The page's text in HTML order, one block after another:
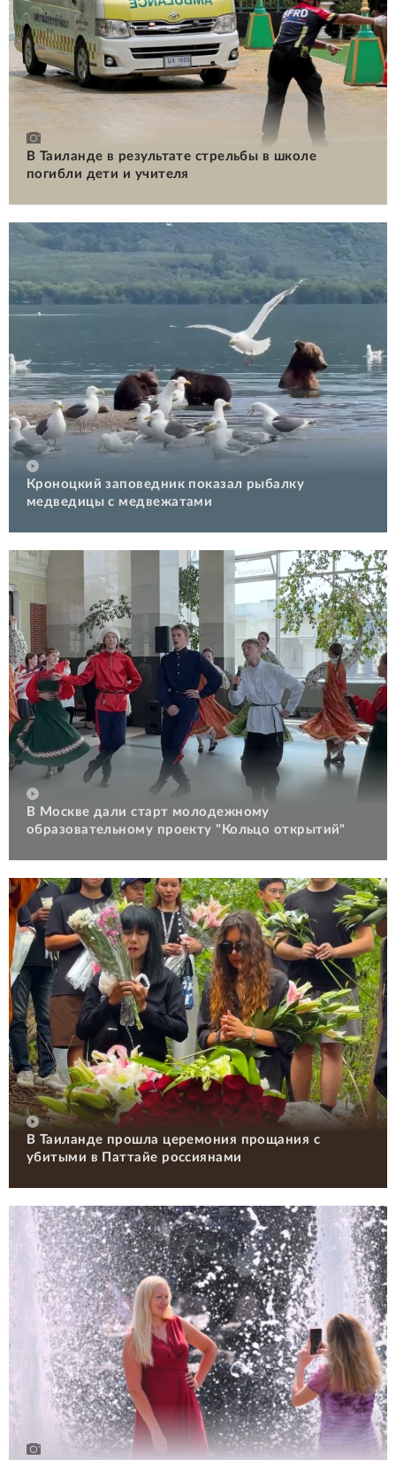
В Таиланде в результате стрельбы в школе
погибли дети и учителя
Кроноцкий заповедник показал рыбалку
медведицы с медвежатами
В Москве дали старт молодежному
образовательному проекту "Кольцо открытий"
В Таиланде прошла церемония прощания с
убитыми в Паттайе россиянами